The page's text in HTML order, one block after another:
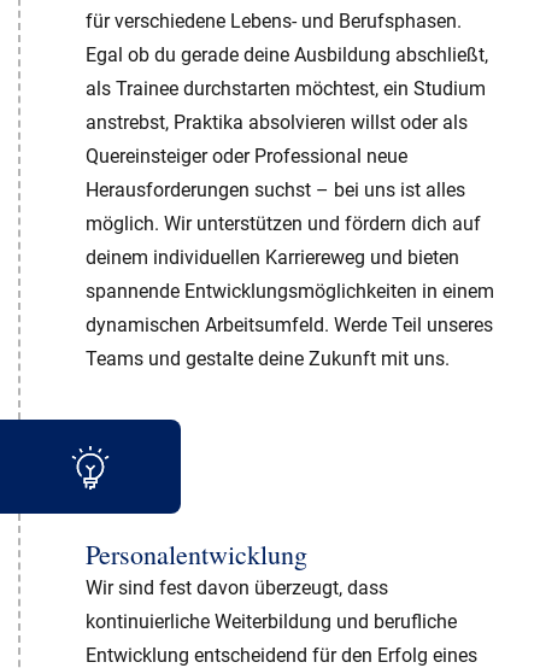
für verschiedene Lebens- und Berufsphasen.
Egal ob du gerade deine Ausbildung abschließt,
als Trainee durchstarten möchtest, ein Studium
anstrebst, Praktika absolvieren willst oder als
Quereinsteiger oder Professional neue
Herausforderungen suchst – bei uns ist alles
möglich. Wir unterstützen und fördern dich auf
deinem individuellen Karriereweg und bieten
spannende Entwicklungsmöglichkeiten in einem
dynamischen Arbeitsumfeld. Werde Teil unseres
Teams und gestalte deine Zukunft mit uns.
Personalentwicklung
Wir sind fest davon überzeugt, dass
kontinuierliche Weiterbildung und berufliche
Entwicklung entscheidend für den Erfolg eines